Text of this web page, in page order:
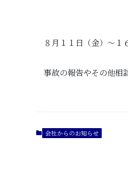
８月１１日（金）～１
事故の報告やその他相
会社からのお知らせ